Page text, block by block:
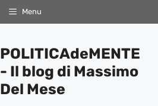
Menu
POLITICAdeMENTE
- Il blog di Massimo
Del Mese